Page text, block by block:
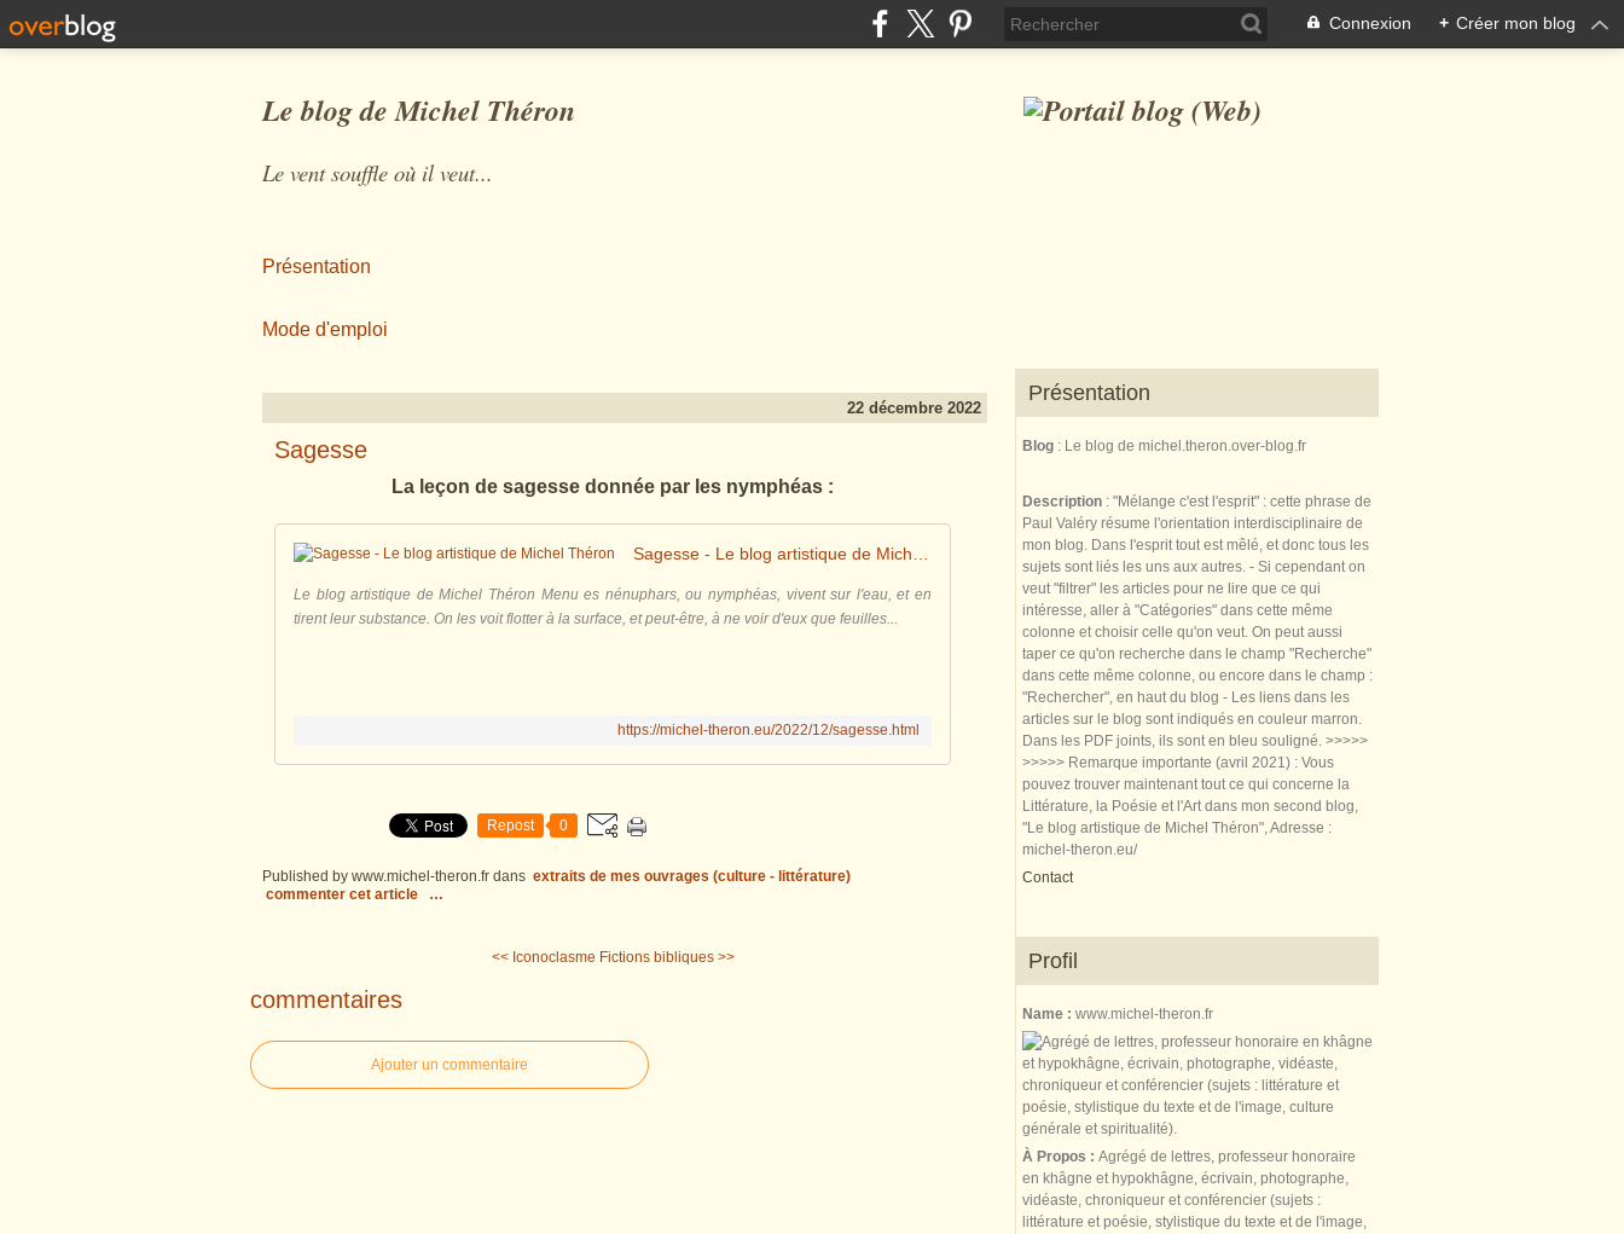
Connexion + Créer mon blog
Le blog de Michel Théron
Le vent souffle où il veut...
Présentation
Mode d'emploi
22 décembre 2022
Sagesse
La leçon de sagesse donnée par les nymphéas :
Le blog artistique de Michel Théron Menu es nénuphars, ou nymphéas, vivent sur l'eau, et en
tirent leur substance. On les voit flotter à la surface, et peut-être, à ne voir d'eux que feuilles...
https://michel-theron.eu/2022/12/sagesse.html
Repost 0
Published by www.michel-theron.fr dans extraits de mes ouvrages (culture - littérature)
commenter cet article
…
<< Iconoclasme Fictions bibliques >>
commentaires
Ajouter un commentaire
Présentation
Blog : Le blog de michel.theron.over-blog.fr
Description : "Mélange c'est l'esprit" : cette phrase de
Paul Valéry résume l'orientation interdisciplinaire de
mon blog. Dans l'esprit tout est mêlé, et donc tous les
sujets sont liés les uns aux autres. - Si cependant on
veut "filtrer" les articles pour ne lire que ce qui
intéresse, aller à "Catégories" dans cette même
colonne et choisir celle qu'on veut. On peut aussi
taper ce qu'on recherche dans le champ "Recherche"
dans cette même colonne, ou encore dans le champ :
"Rechercher", en haut du blog - Les liens dans les
articles sur le blog sont indiqués en couleur marron.
Dans les PDF joints, ils sont en bleu souligné. >>>>>
>>>>> Remarque importante (avril 2021) : Vous
pouvez trouver maintenant tout ce qui concerne la
Littérature, la Poésie et l'Art dans mon second blog,
"Le blog artistique de Michel Théron", Adresse :
michel-theron.eu/
Contact
Profil
Name : www.michel-theron.fr
À Propos : Agrégé de lettres, professeur honoraire
en khâgne et hypokhâgne, écrivain, photographe,
vidéaste, chroniqueur et conférencier (sujets :
littérature et poésie, stylistique du texte et de l'image,